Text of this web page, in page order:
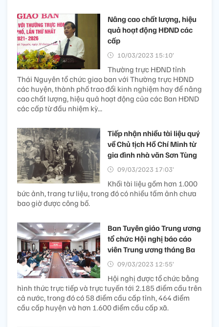
Nâng cao chất lượng, hiệu
quả hoạt động HĐND các
cấp
10/03/2023 15:10’
Thường trực HĐND tỉnh
Thái Nguyên tổ chức giao ban với Thường trực HĐND
các huyện, thành phố trao đổi kinh nghiệm hay để nâng
cao chất lượng, hiệu quả hoạt động của các Ban HĐND
các cấp từ đầu nhiệm kỳ...
Tiếp nhận nhiều tài liệu quý
về Chủ tịch Hồ Chí Minh từ
gia đình nhà văn Sơn Tùng
09/03/2023 17:03’
Khối tài liệu gồm hơn 1.000
bức ảnh, trang tư liệu, trong đó có nhiều tấm ảnh chưa
bao giờ được công bố.
Ban Tuyên giáo Trung ương
tổ chức Hội nghị báo cáo
viên Trung ương tháng Ba
09/03/2023 12:55’
Hội nghị được tổ chức bằng
hình thức trực tiếp và trực tuyến tới 2.185 điểm cầu trên
cả nước, trong đó có 58 điểm cầu cấp tỉnh, 464 điểm
cầu cấp huyện và hơn 1.600 điểm cầu cấp xã.